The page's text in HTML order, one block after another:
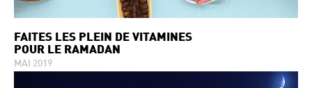
FAITES LES PLEIN DE VITAMINES
POUR LE RAMADAN
MAI 2019